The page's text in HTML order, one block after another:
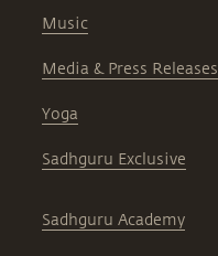
Music
Media & Press Releases
Yoga
Sadhguru Exclusive
Sadhguru Academy